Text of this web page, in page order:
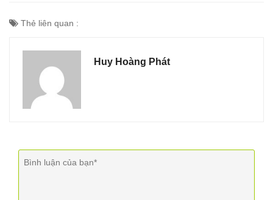
Thẻ liên quan :
Huy Hoàng Phát